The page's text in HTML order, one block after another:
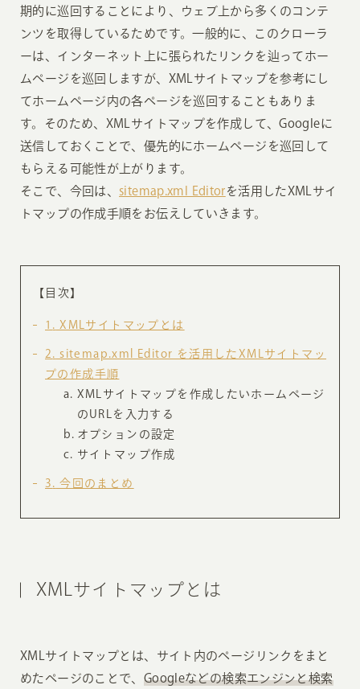
期的に巡回することにより、ウェブ上から多くのコンテ
ンツを取得しているためです。一般的に、このクローラ
ーは、インターネット上に張られたリンクを辿ってホー
ムページを巡回しますが、XMLサイトマップを参考にし
てホームページ内の各ページを巡回することもありま
す。そのため、XMLサイトマップを作成して、Googleに
送信しておくことで、優先的にホームページを巡回して
もらえる可能性が上がります。
そこで、今回は、 sitemap.xml Editor を活用したXMLサイ
トマップの作成手順をお伝えしていきます。
【目次】
1 XMLサイトマップとは
2
sitemap.xml Editor を活用したXMLサイトマッ
プの作成手順
XMLサイトマップを作成したいホームページ
のURLを入力する
オプションの設定
サイトマップ作成
3 今回のまとめ
XMLサイトマップとは
XMLサイトマップとは、サイト内のページリンクをまと
めたページのことで、 Googleなどの検索エンジンと検索